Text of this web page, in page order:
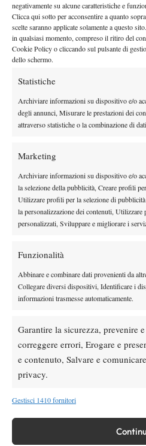
negativamente su alcune caratteristiche e
Clicca qui sotto per acconsentire a quanto
scelte saranno applicate solamente a questo
in qualsiasi momento, compreso il ritiro del
Cookie Policy o cliccando sul pulsante di
dello schermo.
Statistiche
Archiviare informazioni su dispositivo e/o
degli annunci, Misurare le prestazioni dei
attraverso statistiche o la combinazione di
Marketing
Archiviare informazioni su dispositivo e/o
la selezione della pubblicità, Creare profili
Utilizzare profili per la selezione di
la personalizzazione dei contenuti,
personalizzati, Sviluppare e migliorare i
Funzionalità
Abbinare e combinare dati provenienti da
Collegare diversi dispositivi, Identificare i
informazioni trasmesse automaticamente.
Garantire la sicurezza, prevenire
correggere errori, Erogare e
e contenuto, Salvare e
privacy.
Gestisci 1410 fornitori
limite è legato alla natura
avendo Jannik sviluppato
momento deve proseguire senza
essere trattato.
Masters 1000
orario e ordine di
Arnaldi apre sul
News
Atp
Masters 1000
News Wta
WTA 1000